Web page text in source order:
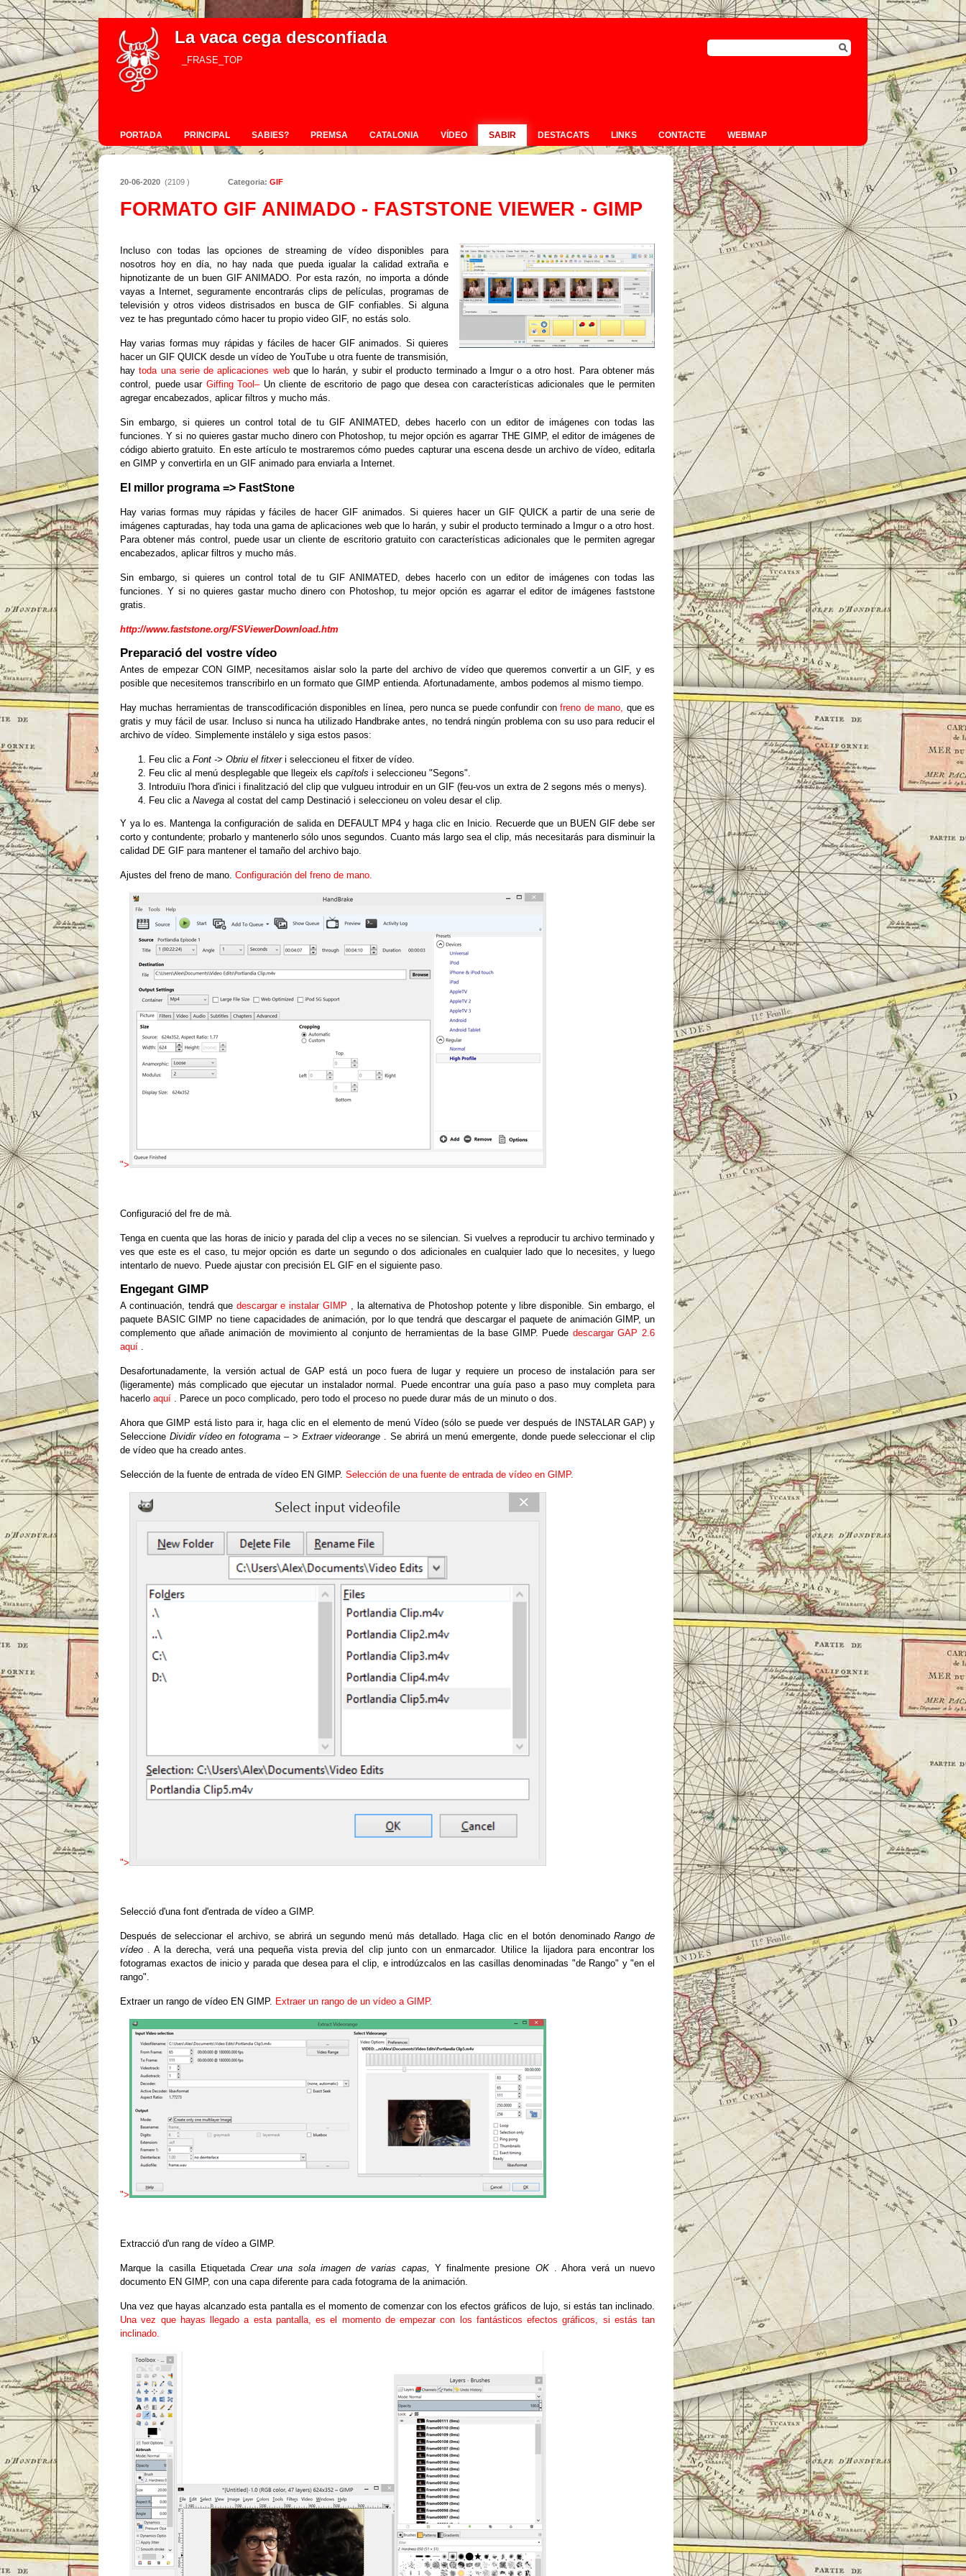
La vaca cega desconfiada
_FRASE_TOP
PORTADA PRINCIPAL SABIES? PREMSA CATALONIA VÍDEO SABIR DESTACATS LINKS CONTACTE WEBMAP
20-06-2020 (2109 ) Categoria: GIF
FORMATO GIF ANIMADO - FASTSTONE VIEWER - GIMP
Incluso con todas las opciones de streaming de vídeo disponibles para
nosotros hoy en día, no hay nada que pueda igualar la calidad extraña e
hipnotizante de un buen GIF ANIMADO. Por esta razón, no importa a dónde
vayas a Internet, seguramente encontrarás clips de películas, programas de
televisión y otros videos distrisados en busca de GIF confiables. Si alguna
vez te has preguntado cómo hacer tu propio video GIF, no estás solo.
Hay varias formas muy rápidas y fáciles de hacer GIF animados. Si quieres
hacer un GIF QUICK desde un vídeo de YouTube u otra fuente de transmisión,
hay toda una serie de aplicaciones web que lo harán, y subir el producto terminado a Imgur o a otro host. Para obtener más
control, puede usar Giffing Tool– Un cliente de escritorio de pago que desea con características adicionales que le permiten
agregar encabezados, aplicar filtros y mucho más.
Sin embargo, si quieres un control total de tu GIF ANIMATED, debes hacerlo con un editor de imágenes con todas las
funciones. Y si no quieres gastar mucho dinero con Photoshop, tu mejor opción es agarrar THE GIMP, el editor de imágenes de
código abierto gratuito. En este artículo te mostraremos cómo puedes capturar una escena desde un archivo de vídeo, editarla
en GIMP y convertirla en un GIF animado para enviarla a Internet.
El millor programa => FastStone
Hay varias formas muy rápidas y fáciles de hacer GIF animados. Si quieres hacer un GIF QUICK a partir de una serie de
imágenes capturadas, hay toda una gama de aplicaciones web que lo harán, y subir el producto terminado a Imgur o a otro host.
Para obtener más control, puede usar un cliente de escritorio gratuito con características adicionales que le permiten agregar
encabezados, aplicar filtros y mucho más.
Sin embargo, si quieres un control total de tu GIF ANIMATED, debes hacerlo con un editor de imágenes con todas las
funciones. Y si no quieres gastar mucho dinero con Photoshop, tu mejor opción es agarrar el editor de imágenes faststone
gratis.
http://www.faststone.org/FSViewerDownload.htm
Preparació del vostre vídeo
Antes de empezar CON GIMP, necesitamos aislar solo la parte del archivo de vídeo que queremos convertir a un GIF, y es
posible que necesitemos transcribirlo en un formato que GIMP entienda. Afortunadamente, ambos podemos al mismo tiempo.
Hay muchas herramientas de transcodificación disponibles en línea, pero nunca se puede confundir con freno de mano, que es
gratis y muy fácil de usar. Incluso si nunca ha utilizado Handbrake antes, no tendrá ningún problema con su uso para reducir el
archivo de vídeo. Simplemente instálelo y siga estos pasos:
Feu clic a Font -> Obriu el fitxer i seleccioneu el fitxer de vídeo.
Feu clic al menú desplegable que llegeix els capítols i seleccioneu "Segons".
Introduïu l'hora d'inici i finalització del clip que vulgueu introduir en un GIF (feu-vos un extra de 2 segons més o menys).
Feu clic a Navega al costat del camp Destinació i seleccioneu on voleu desar el clip.
Y ya lo es. Mantenga la configuración de salida en DEFAULT MP4 y haga clic en Inicio. Recuerde que un BUEN GIF debe ser
corto y contundente; probarlo y mantenerlo sólo unos segundos. Cuanto más largo sea el clip, más necesitarás para disminuir la
calidad DE GIF para mantener el tamaño del archivo bajo.
Ajustes del freno de mano. Configuración del freno de mano.
">
Configuració del fre de mà.
Tenga en cuenta que las horas de inicio y parada del clip a veces no se silencian. Si vuelves a reproducir tu archivo terminado y
ves que este es el caso, tu mejor opción es darte un segundo o dos adicionales en cualquier lado que lo necesites, y luego
intentarlo de nuevo. Puede ajustar con precisión EL GIF en el siguiente paso.
Engegant GIMP
A continuación, tendrá que descargar e instalar GIMP , la alternativa de Photoshop potente y libre disponible. Sin embargo, el
paquete BASIC GIMP no tiene capacidades de animación, por lo que tendrá que descargar el paquete de animación GIMP, un
complemento que añade animación de movimiento al conjunto de herramientas de la base GIMP. Puede descargar GAP 2.6
aquí .
Desafortunadamente, la versión actual de GAP está un poco fuera de lugar y requiere un proceso de instalación para ser
(ligeramente) más complicado que ejecutar un instalador normal. Puede encontrar una guía paso a paso muy completa para
hacerlo aquí . Parece un poco complicado, pero todo el proceso no puede durar más de un minuto o dos.
Ahora que GIMP está listo para ir, haga clic en el elemento de menú Vídeo (sólo se puede ver después de INSTALAR GAP) y
Seleccione Dividir vídeo en fotograma – > Extraer videorange . Se abrirá un menú emergente, donde puede seleccionar el clip
de vídeo que ha creado antes.
Selección de la fuente de entrada de vídeo EN GIMP. Selección de una fuente de entrada de vídeo en GIMP.
">
Selecció d'una font d'entrada de vídeo a GIMP.
Después de seleccionar el archivo, se abrirá un segundo menú más detallado. Haga clic en el botón denominado Rango de
vídeo . A la derecha, verá una pequeña vista previa del clip junto con un enmarcador. Utilice la lijadora para encontrar los
fotogramas exactos de inicio y parada que desea para el clip, e introdúzcalos en las casillas denominadas "de Rango" y "en el
rango".
Extraer un rango de vídeo EN GIMP. Extraer un rango de un vídeo a GIMP.
">
Extracció d'un rang de vídeo a GIMP.
Marque la casilla Etiquetada Crear una sola imagen de varias capas, Y finalmente presione OK . Ahora verá un nuevo
documento EN GIMP, con una capa diferente para cada fotograma de la animación.
Una vez que hayas alcanzado esta pantalla es el momento de comenzar con los efectos gráficos de lujo, si estás tan inclinado.
Una vez que hayas llegado a esta pantalla, es el momento de empezar con los fantásticos efectos gráficos, si estás tan
inclinado.